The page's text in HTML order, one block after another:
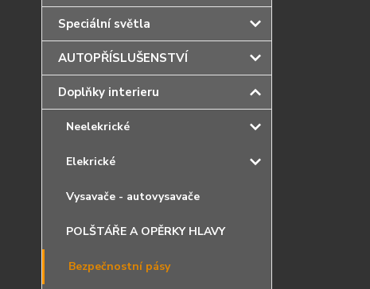
Speciální světla
AUTOPŘÍSLUŠENSTVÍ
Doplňky interieru
Neelekrické
Elekrické
Vysavače - autovysavače
POLŠTÁŘE A OPĚRKY HLAVY
Bezpečnostní pásy